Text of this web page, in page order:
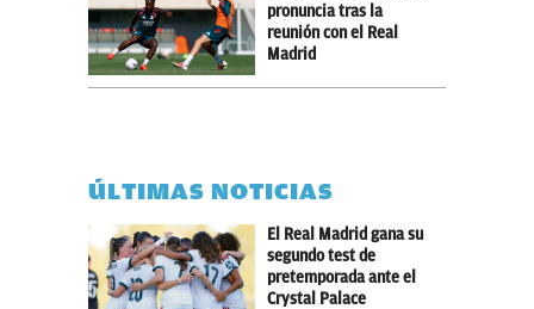
pronuncia tras la
reunión con el Real
Madrid
ÚLTIMAS NOTICIAS
El Real Madrid gana su
segundo test de
pretemporada ante el
Crystal Palace